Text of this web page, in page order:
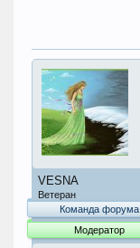
VESNA
Ветеран
Команда форума
Модератор